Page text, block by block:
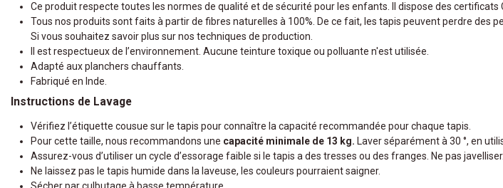
Ce produit respecte toutes les normes de qualité et de sécurité pour les enfants. Il dispose des certificats
Tous nos produits sont faits à partir de fibres naturelles à 100%. De ce fait, les tapis peuvent perdre des
Si vous souhaitez savoir plus sur nos techniques de production.
Il est respectueux de l’environnement. Aucune teinture toxique ou polluante n'est utilisée.
Adapté aux planchers chauffants.
Fabriqué en Inde.
Instructions de Lavage
Vérifiez l’étiquette cousue sur le tapis pour connaître la capacité recommandée pour chaque tapis.
Pour cette taille, nous recommandons une capacité minimale de 13 kg. Laver séparément à 30 °, en
Assurez-vous d’utiliser un cycle d’essorage faible si le tapis a des tresses ou des franges. Ne pas
Ne laissez pas le tapis humide dans la laveuse, les couleurs pourraient saigner.